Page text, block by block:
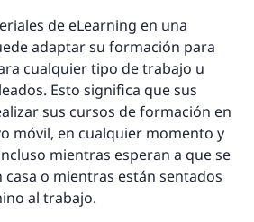
de eLearning en una
adaptar su formación para
cualquier tipo de trabajo u
Esto significa que sus
sus cursos de formación en
móvil, en cualquier momento y
mientras esperan a que se
casa o mientras están sentados
al trabajo.